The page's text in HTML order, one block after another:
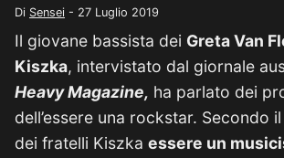
Di Sensei - 27 Luglio 2019
Il giovane bassista dei Greta Van
Kiszka, intervistato dal giornale
Heavy Magazine, ha parlato dei
dell’essere una rockstar. Secondo
dei fratelli Kiszka essere un